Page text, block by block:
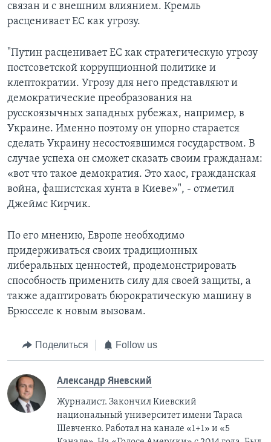
связан и с внешним влиянием. Кремль
расценивает ЕС как угрозу.
"Путин расценивает ЕС как стратегическую угрозу
постсоветской коррупционной политике и
клептократии. Угрозу для него представляют и
демократические преобразования на
русскоязычных западных рубежах, например, в
Украине. Именно поэтому он упорно старается
сделать Украину несостоявшимся государством. В
случае успеха он сможет сказать своим гражданам:
«вот что такое демократия. Это хаос, гражданская
война, фашистская хунта в Киеве»", - отметил
Джеймс Кирчик.
По его мнению, Европе необходимо
придерживаться своих традиционных
либеральных ценностей, продемонстрировать
способность применить силу для своей защиты, а
также адаптировать бюрократическую машину в
Брюсселе к новым вызовам.
Поделиться Follow us
Александр Яневский
Журналист. Закончил Киевский
национальный университет имени Тараса
Шевченко. Работал на канале «1+1» и «5